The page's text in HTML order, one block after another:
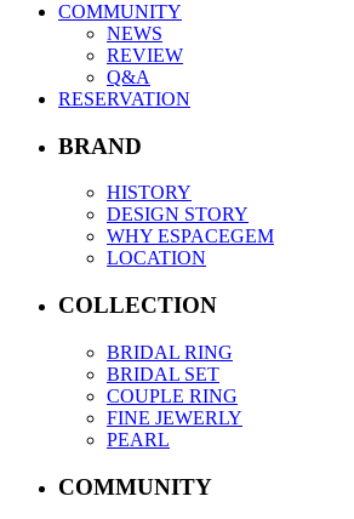
COMMUNITY
NEWS
REVIEW
Q&A
RESERVATION
BRAND
HISTORY
DESIGN STORY
WHY ESPACEGEM
LOCATION
COLLECTION
BRIDAL RING
BRIDAL SET
COUPLE RING
FINE JEWERLY
PEARL
COMMUNITY